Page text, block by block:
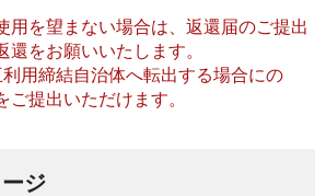
用を望まない場合は、 返還届のご提出
還をお願いいたします。
用締結自治体へ転出する場合にの
ご提出いただけます。
ジ